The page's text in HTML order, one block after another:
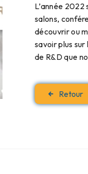
L’année
salons,
découvrir ou
savoir plus
de R&D que
Retour